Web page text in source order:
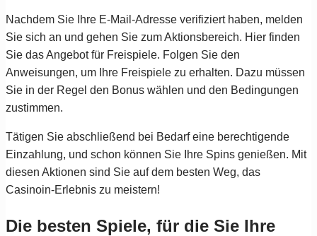
Nachdem Sie Ihre E-Mail-Adresse verifiziert haben, melden
Sie sich an und gehen Sie zum Aktionsbereich. Hier finden
Sie das Angebot für Freispiele. Folgen Sie den
Anweisungen, um Ihre Freispiele zu erhalten. Dazu müssen
Sie in der Regel den Bonus wählen und den Bedingungen
zustimmen.
Tätigen Sie abschließend bei Bedarf eine berechtigende
Einzahlung, und schon können Sie Ihre Spins genießen. Mit
diesen Aktionen sind Sie auf dem besten Weg, das
Casinoin-Erlebnis zu meistern!
Die besten Spiele, für die Sie Ihre